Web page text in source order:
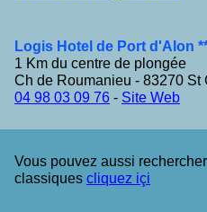
Logis Hotel de Port d'Alon
1 Km du centre de plongée
Ch de Roumanieu - 83270 St
04 98 03 09 76 - Site Web
Vous pouvez aussi
classiques cliquez içi